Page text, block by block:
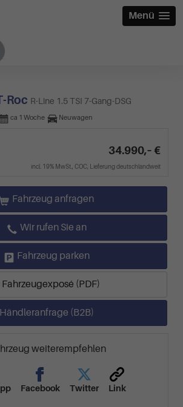
Menü
Roc R-Line 1.5 TSI 7-Gang-DSG
ca 1 Woche Neuwagen
34.990,– €
incl. 19% MwSt., COC, Lieferung deutschlandweit
Fahrzeug anfragen
Wir rufen Sie an
Fahrzeug parken
Fahrzeugexposé (PDF)
Händleranfrage (B2B)
weiterempfehlen
Facebook Twitter Link